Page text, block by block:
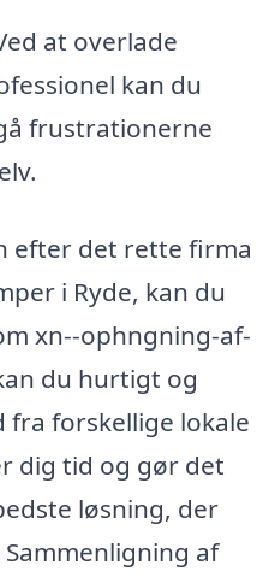
at overlade
kan du
frustrationerne
efter det rette firma
i Ryde, kan du
xn--ophngning-af-
du hurtigt og
forskellige lokale
dig tid og gør det
løsning, der
af